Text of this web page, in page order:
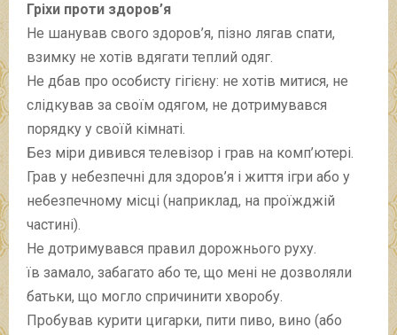
Гріхи проти здоров’я
Не шанував свого здоров’я, пізно лягав спати,
взимку не хотів вдягати теплий одяг.
Не дбав про особисту гігієну: не хотів митися, не
слідкував за своїм одягом, не дотримувався
порядку у своїй кімнаті.
Без міри дивився телевізор і грав на комп’ютері.
Грав у небезпечні для здоров’я і життя ігри або у
небезпечному місці (наприклад, на проїжджій
частині).
Не дотримувався правил дорожнього руху.
їв замало, забагато або те, що мені не дозволяли
батьки, що могло спричинити хворобу.
Пробував курити цигарки, пити пиво, вино (або